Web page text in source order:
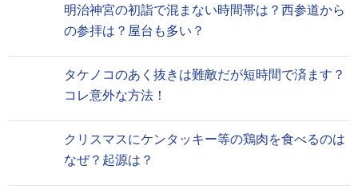
明治神宮の初詣で混まない時間帯は？西参道から
の参拝は？屋台も多い？
タケノコのあく抜きは難敵だが短時間で済ます？
コレ意外な方法！
クリスマスにケンタッキー等の鶏肉を食べるのは
なぜ？起源は？